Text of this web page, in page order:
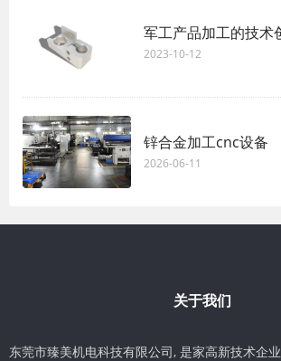
军工产品加工的技术
2023-10-12
锌合金加工cnc设备
2026-06-11
关于我们
东莞市臻美机电科技有限公司, 是家高新技术企